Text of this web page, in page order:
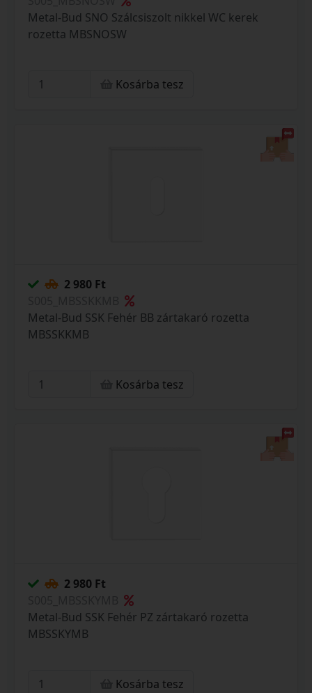
Metal-Bud SNO Szálcsiszolt nikkel WC kerek
rozetta MBSNOSW
Kosárba tesz
2 980 Ft
Metal-Bud SSK Fehér BB zártakaró rozetta
MBSSKKMB
Kosárba tesz
2 980 Ft
Metal-Bud SSK Fehér PZ zártakaró rozetta
MBSSKYMB
Kosárba tesz